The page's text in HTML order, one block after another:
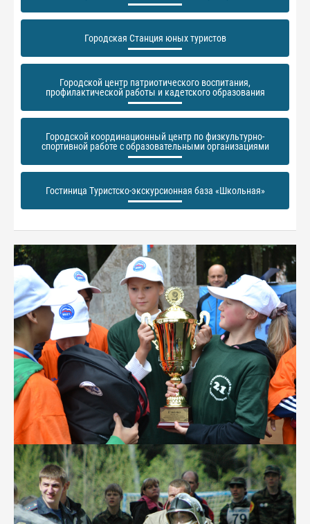
Городская Станция юных туристов
Городской центр патриотического воспитания,
профилактической работы и кадетского образования
Городской координационный центр по физкультурно-
спортивной работе с образовательными организациями
Гостиница Туристско-экскурсионная база «Школьная»